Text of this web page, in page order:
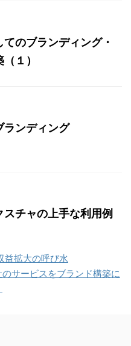
のブランディング・
１）
ランディング
スチャの上手な利用例
益拡大の呼び水
サービスをブランド構築に